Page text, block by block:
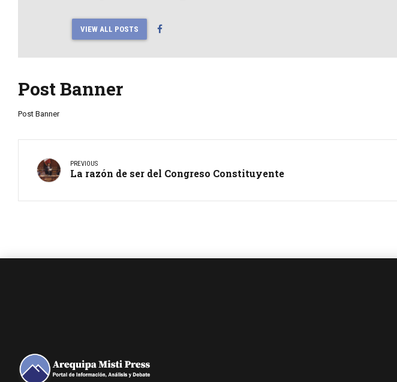
VIEW ALL POSTS
Post Banner
Post Banner
PREVIOUS
La razón de ser del Congreso Constituyente